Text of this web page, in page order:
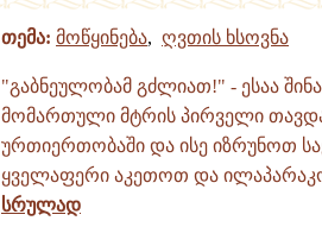
თემა: მოწყინება, ღვთის ხსოვნა
"გაბნეულობამ გძლიათ!" - ესაა
მომართული მტრის პირველი
ურთიერთობაში და ისე იზრუნოთ
ყველაფერი აკეთოთ და
სრულად